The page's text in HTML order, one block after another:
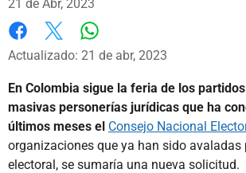
21 de Abr, 2023
Facebook
X
Actualizado: 21 de abr, 2023
En Colombia sigue la feria de los
masivas personerías jurídicas que ha
últimos meses el Consejo Nacional
organizaciones que ya han sido avaladas
electoral, se sumaría una nueva solicitud.